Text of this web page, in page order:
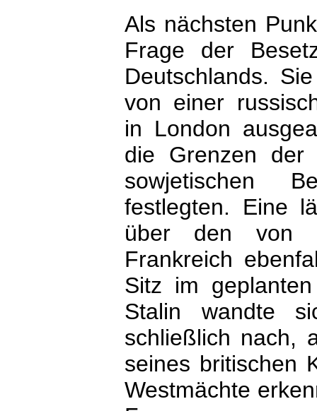
Als nächsten
Frage der
Deutschlands.
von einer
in London
die Grenzen der
sowjetischen
festlegten. Eine
über den von
Frankreich
Sitz im
Stalin wandte
schließlich nach,
seines britischen
Westmächte